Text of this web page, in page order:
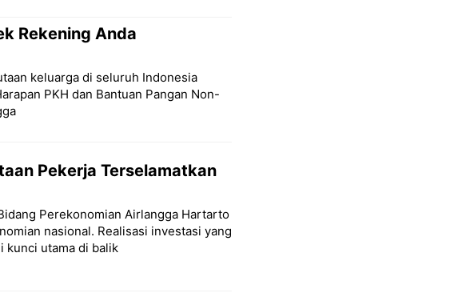
Rekening Anda
keluarga di seluruh Indonesia
PKH dan Bantuan Pangan Non-
Pekerja Terselamatkan
Perekonomian Airlangga Hartarto
nasional. Realisasi investasi yang
kunci utama di balik